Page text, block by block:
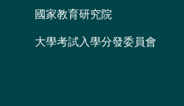
國家教育研究院
大學考試入學分發委員會